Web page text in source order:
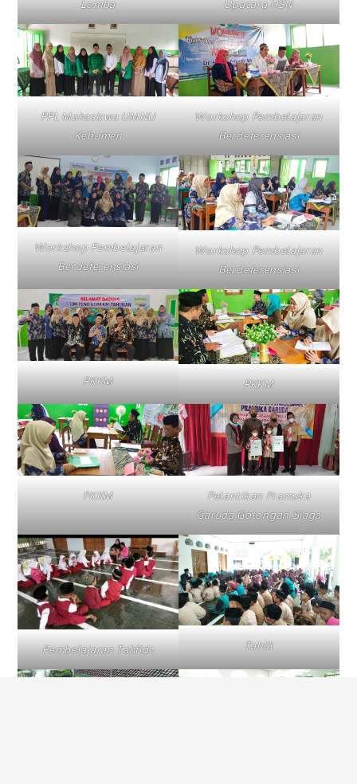
Lomba Upacara HSN
PPL Mahasiswa UMNU
Kebumen
Workshop Pembelajaran
Berdeferensiasi
Workshop Pembelajaran
Berdeferensiasi
Workshop Pembelajaran
Berdeferensiasi
PKKM PKKM
PKKM
Pelantikan Pramuka
Garuda Golongan Siaga
Pembelajaran Tahfidz Tahlil